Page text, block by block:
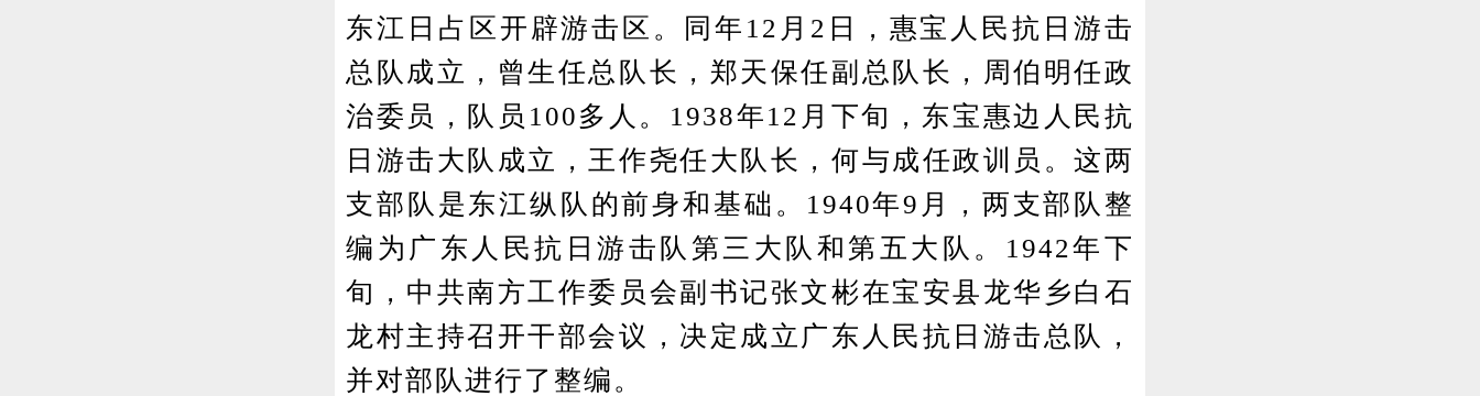
东江日占区开辟游击区。同年12月2日，惠宝人民抗日游击
总队成立，曾生任总队长，郑天保任副总队长，周伯明任政
治委员，队员100多人。1938年12月下旬，东宝惠边人民抗
日游击大队成立，王作尧任大队长，何与成任政训员。这两
支部队是东江纵队的前身和基础。1940年9月，两支部队整
编为广东人民抗日游击队第三大队和第五大队。1942年下
旬，中共南方工作委员会副书记张文彬在宝安县龙华乡白石
龙村主持召开干部会议，决定成立广东人民抗日游击总队，
并对部队进行了整编。